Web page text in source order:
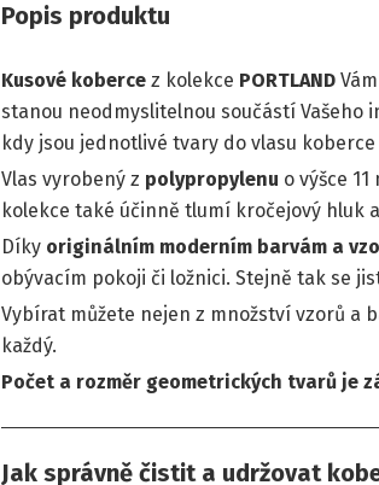
Popis produktu
Kusové koberce z kolekce PORTLAND
stanou neodmyslitelnou součástí Vašeho
kdy jsou jednotlivé tvary do vlasu
Vlas vyrobený z polypropylenu o výšce
kolekce také účinně tlumí kročejový hluk
Díky originálním moderním barvám a
obývacím pokoji či ložnici. Stejně tak se
Vybírat můžete nejen z množství vzorů a
každý.
Počet a rozměr geometrických tvarů je
Jak správně čistit a udržovat